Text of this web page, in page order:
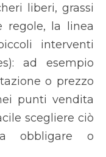
liberi, grassi
regole, la linea
interventi
ad esempio
o prezzo
punti vendita
scegliere ciò
obbligare o